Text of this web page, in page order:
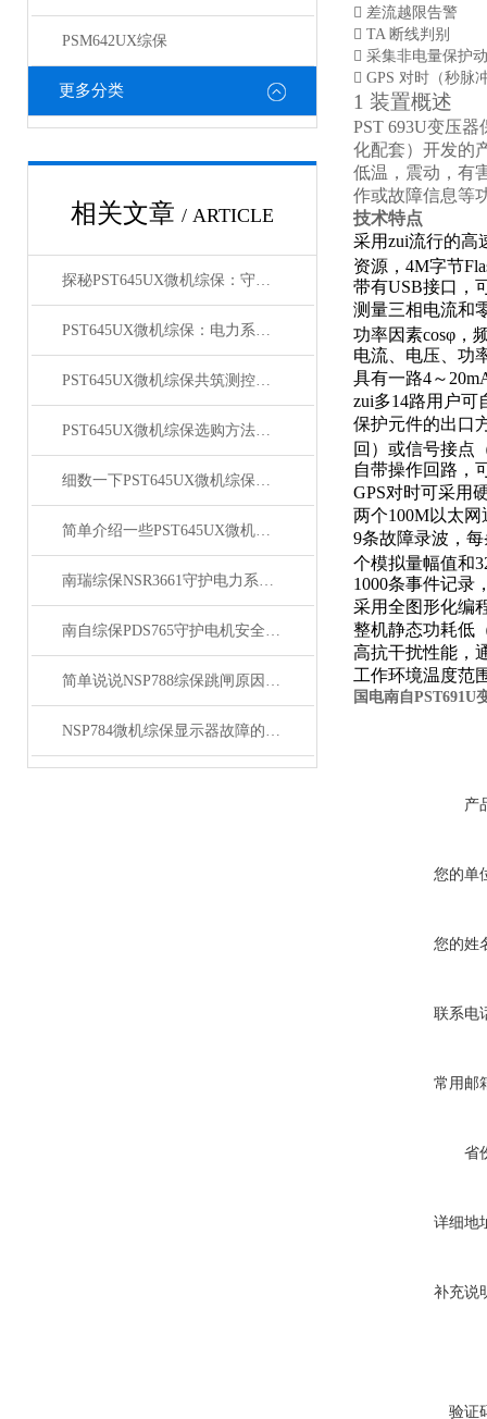
PSM642UX综保
更多分类
相关文章 / ARTICLE
探秘PST645UX微机综保：守护电网稳定的关键设备
PST645UX微机综保：电力系统安全的智能守护者
PST645UX微机综保共筑测控装置防护之墙
PST645UX微机综保选购方法有什么
细数一下PST645UX微机综保有哪些优点
简单介绍一些PST645UX微机综保具有哪些功能
南瑞综保NSR3661守护电力系统安全
南自综保PDS765守护电机安全的守护神
简单说说NSP788综保跳闸原因分析及处理方法
NSP784微机综保显示器故障的原因是什么
 差流越限告警
 TA 断线判别
 采集非电量保护
 GPS 对时（秒脉
1 装置概述
PST 693U变压器
化配套）开发的
低温，震动，有
作或故障信息等
技术特点
采用zui流行的高
资源，4M字节
带有USB接口，
测量三相电流和
功率因素cosφ，
电流、电压、功
具有一路4～
zui多14路用户可
保护元件的出口
回）或信号接点
自带操作回路，
GPS对时可采用
两个100M以太网
9条故障录波，
个模拟量幅值和
1000条事件记录
采用全图形化编
整机静态功耗低
高抗干扰性能，
工作环境温度范
国电南自PST691U
产
您的单
您的姓
联系电
常用邮
省
详细地
补充说
验证